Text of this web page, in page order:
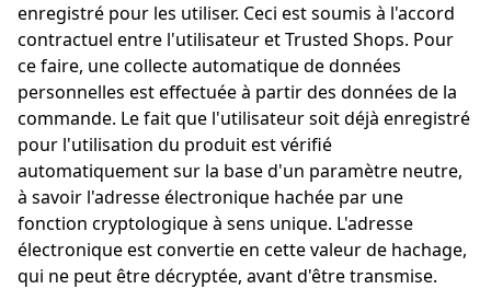
enregistré pour les utiliser. Ceci est soumis à l'accord
contractuel entre l'utilisateur et Trusted Shops. Pour
ce faire, une collecte automatique de données
personnelles est effectuée à partir des données de la
commande. Le fait que l'utilisateur soit déjà enregistré
pour l'utilisation du produit est vérifié
automatiquement sur la base d'un paramètre neutre,
à savoir l'adresse électronique hachée par une
fonction cryptologique à sens unique. L'adresse
électronique est convertie en cette valeur de hachage,
qui ne peut être décryptée, avant d'être transmise.